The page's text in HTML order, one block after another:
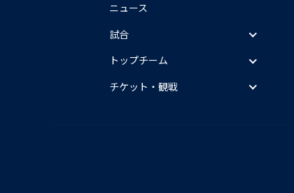
ニュース
試合
トップチーム
チケット・観戦